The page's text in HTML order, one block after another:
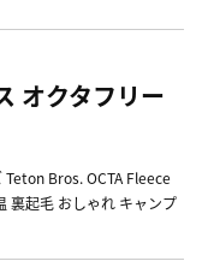
オクタフリー
Bros. OCTA Fleece
裏起毛 おしゃれ キャンプ